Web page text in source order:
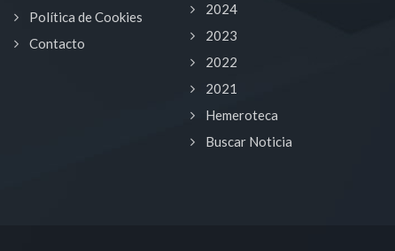
Política de Cookies
Contacto
2024
2023
2022
2021
Hemeroteca
Buscar Noticia